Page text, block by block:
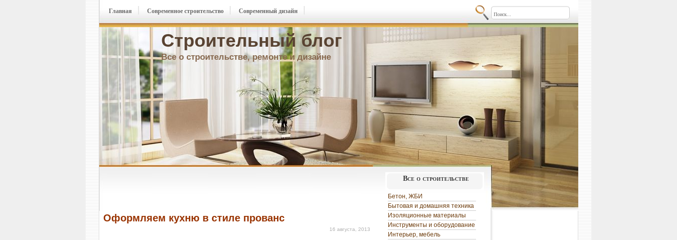
Строительный блог
Все о строительстве, ремонте и дизайне
Главная Современное строительство Современный дизайн
Оформляем кухню в стиле прованс
16 августа, 2013
Все о строительстве
Бетон, ЖБИ
Бытовая и домашняя техника
Изоляционные материалы
Инструменты и оборудование
Интерьер, мебель